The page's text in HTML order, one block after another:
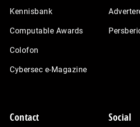
Kennisbank
Computable Awards
Colofon
Cybersec e-Magazine
Contact Social